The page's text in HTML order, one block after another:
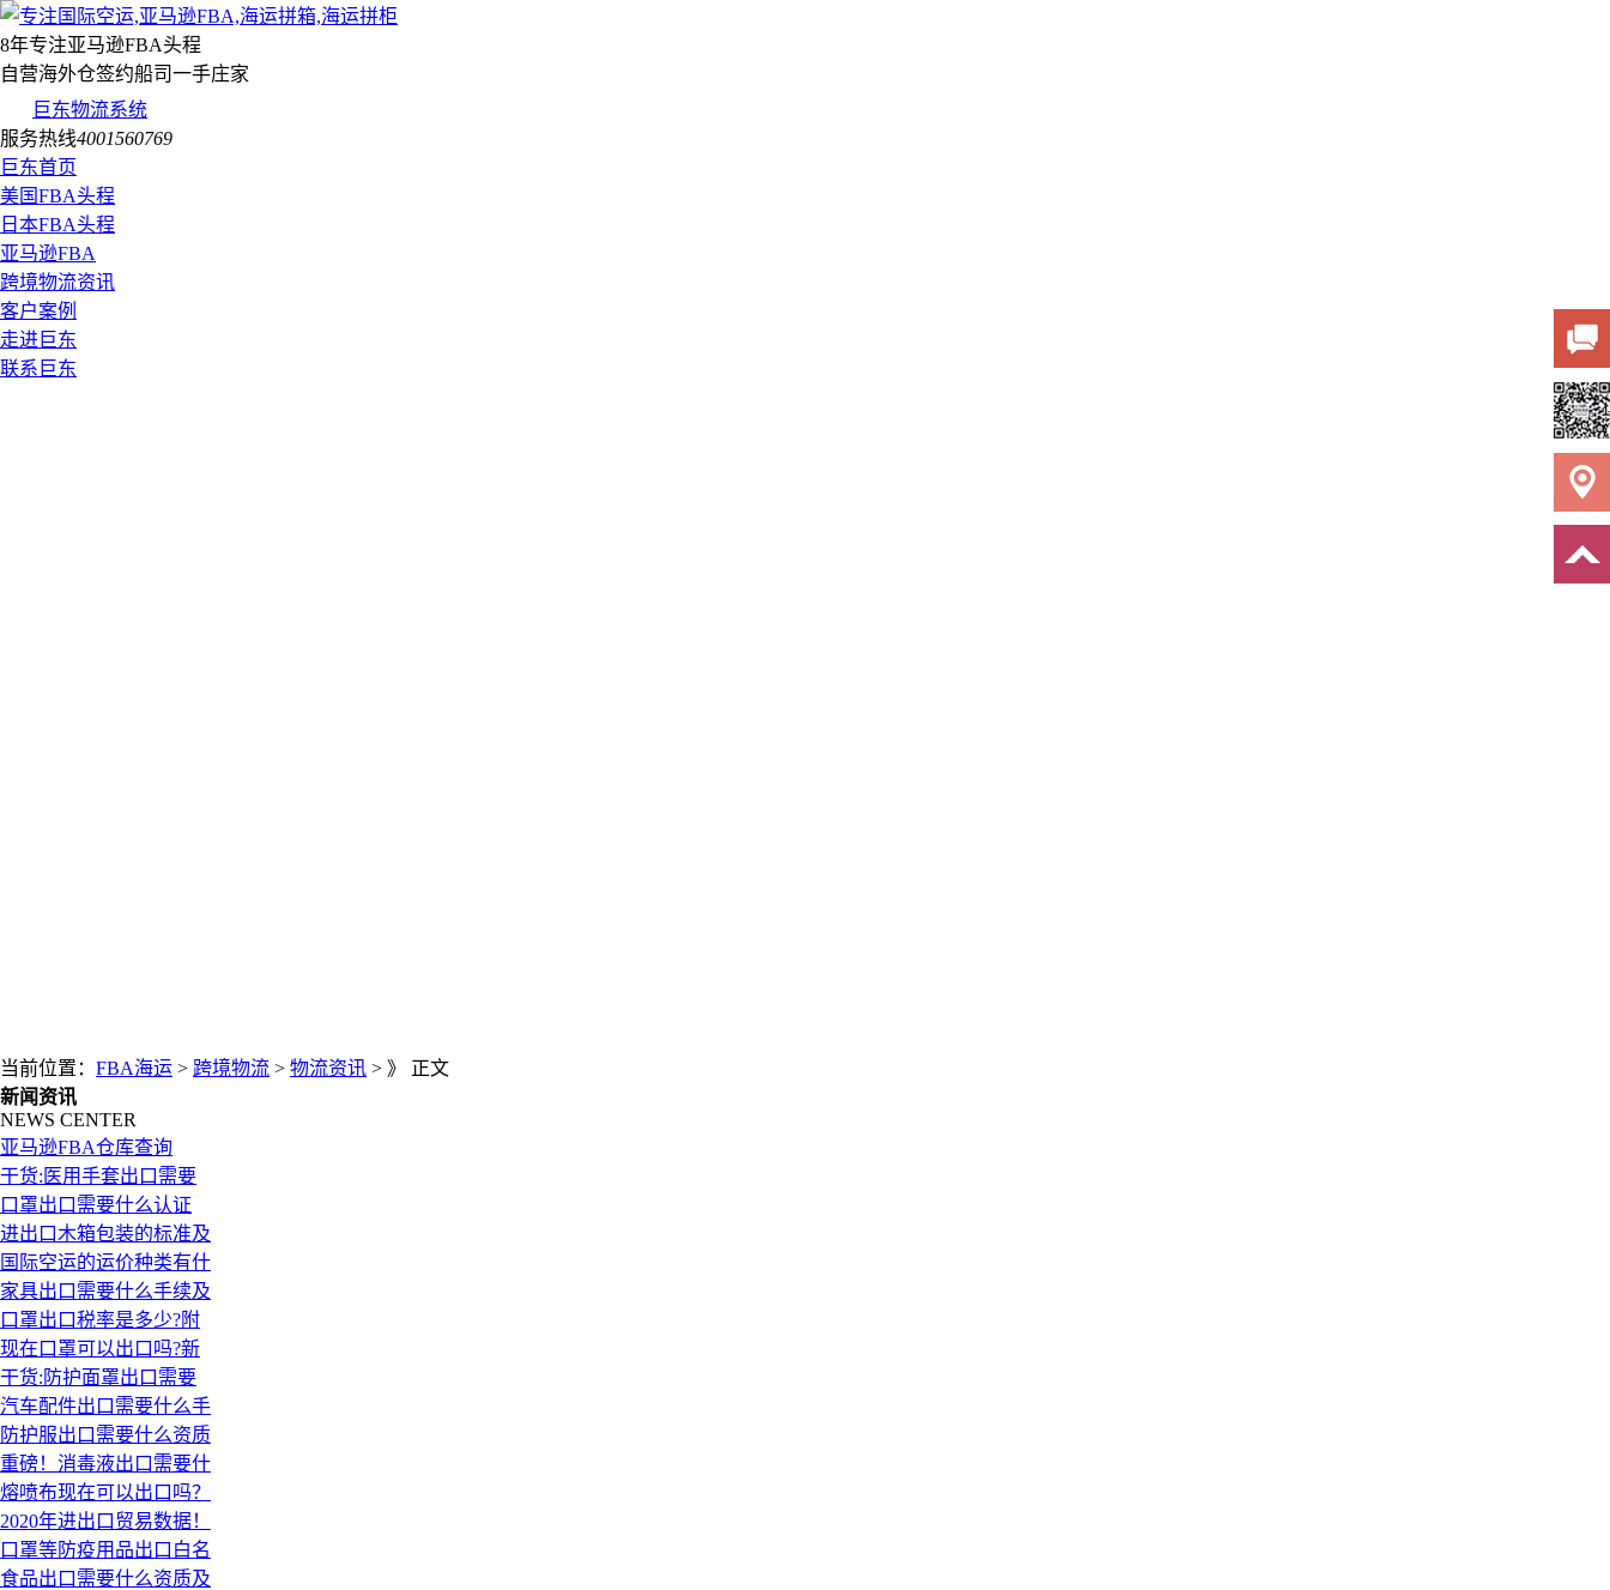
8年专注亚马逊FBA头程
自营海外仓签约船司一手庄家
巨东物流系统
服务热线4001560769
巨东首页
美国FBA头程
日本FBA头程
亚马逊FBA
跨境物流资讯
客户案例
走进巨东
联系巨东
当前位置： FBA海运 > 跨境物流 > 物流资讯 > 》 正文
新闻资讯
NEWS CENTER
亚马逊FBA仓库查询
干货:医用手套出口需要
口罩出口需要什么认证
进出口木箱包装的标准及
国际空运的运价种类有什
家具出口需要什么手续及
口罩出口税率是多少?附
现在口罩可以出口吗?新
干货:防护面罩出口需要
汽车配件出口需要什么手
防护服出口需要什么资质
重磅！消毒液出口需要什
熔喷布现在可以出口吗？
2020年进出口贸易数据！
口罩等防疫用品出口白名
食品出口需要什么资质及